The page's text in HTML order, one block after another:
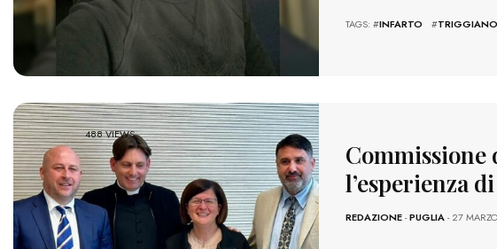
TAGS: #INFARTO #TRIGGIANO
488 VIEWS
Commissione
l’esperienza
REDAZIONE-PUGLIA- 27